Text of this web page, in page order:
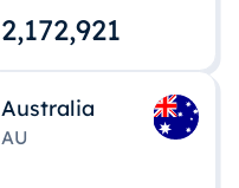
2,172,922
Australia
AU